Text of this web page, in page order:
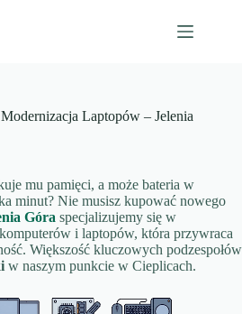
Laptopów – Jelenia
mu pamięci, a może bateria w
minut? Nie musisz kupować nowego
Góra specjalizujemy się w
i laptopów, która przywraca
Większość kluczowych podzespołów
w naszym punkcie w Cieplicach.